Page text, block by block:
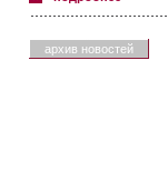
архив новостей